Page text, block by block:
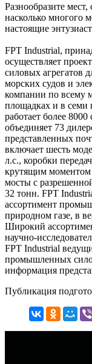
Разнообразите
насколько многого
настоящие
FPT Industrial,
осуществляет
силовых агрегатов
морских судов и
компании по всему
площадках и в семи
работает более
объединяет 73
представленных
включает шесть
л.с., коробки
крутящим моментом
мосты с
32 тонн. FPT
ассортимент
природном газе, в
Широкий
научно-
FPT Industrial
промышленных
информация
Публикация